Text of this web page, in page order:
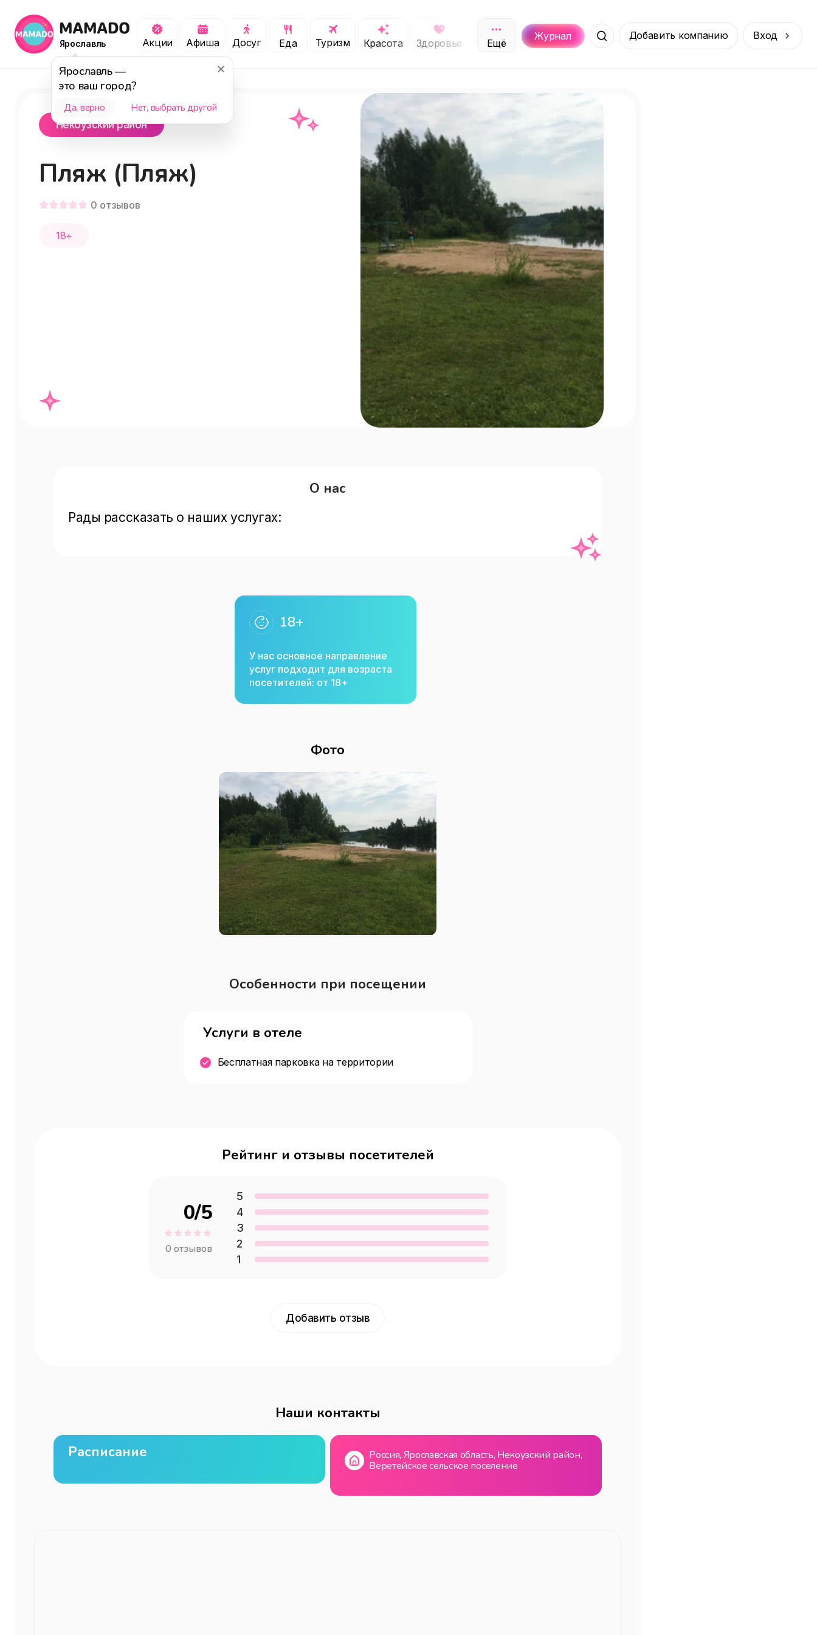
Ярославль
Ярославль—
это ваш город?
Да, верно Нет, выбрать другой
Акции Афиша Досуг Еда Туризм Красота Здоровье Обучение Спорт Услуги Покупки Онлайн
Ещё
Журнал Места Добавить компанию Вход
Некоузский район
Пляж (Пляж)
0 отзывов
18+
О нас
Рады рассказать о наших услугах:
18+
У нас основное направление
услуг подходит для возраста
посетителей: от 18+
Фото
Особенности при посещении
Услуги в отеле
Бесплатная парковка на территории
Рейтинг и отзывы посетителей
0/5
0 отзывов
5
4
3
2
1
Добавить отзыв
Наши контакты
Расписание
Россия, Ярославская область, Некоузский район,
Веретейское сельское поселение